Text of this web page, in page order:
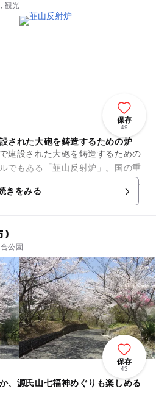
観光
保存
49
された大砲を鋳造するための炉
建設された大砲を鋳造するための
でもある「韮山反射炉」。国の重
な形で今もその姿を残していま
きをみる
公園
保存
43
、源氏山七福神めぐりも楽しめる